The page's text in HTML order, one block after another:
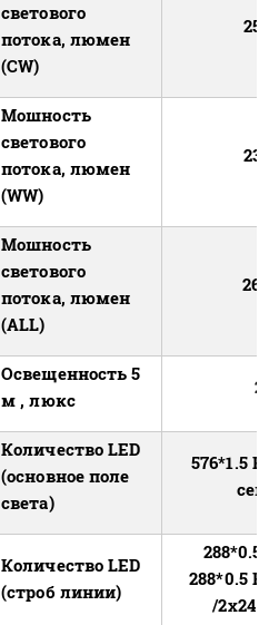
светового
потока, люмен
(CW)
25
Мошность
светового
потока, люмен
(WW)
23
Мошность
светового
потока, люмен
(ALL)
26
Освещенность 5
м , люкс
Количество LED
(основное поле
света)
576*1.5 Вт
Количество LED
(строб линии)
288*0.5
288*0.5 Вт
/2х24